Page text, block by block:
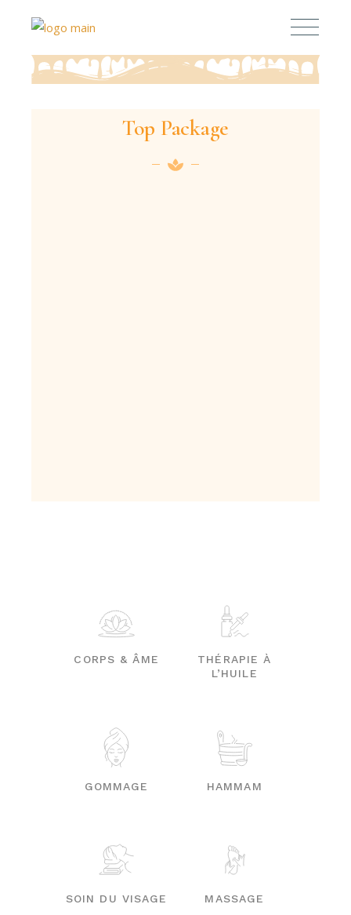
Top Package
CORPS & ÂME
THÉRAPIE À
L’HUILE
GOMMAGE HAMMAM
SOIN DU VISAGE MASSAGE